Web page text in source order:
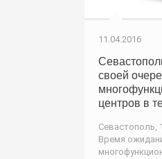
11.04.2016
своей
центров в
Севастополь,
Время